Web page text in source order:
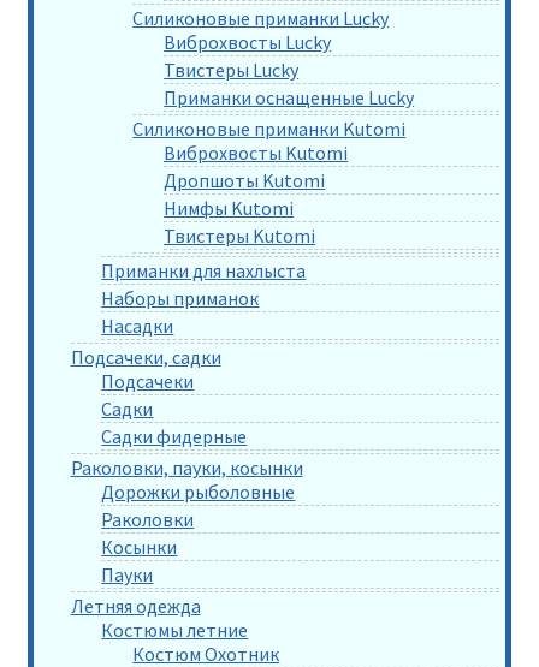
Силиконовые приманки Lucky
Виброхвосты Lucky
Твистеры Lucky
Приманки оснащенные Lucky
Силиконовые приманки Kutomi
Виброхвосты Kutomi
Дропшоты Kutomi
Нимфы Kutomi
Твистеры Kutomi
Приманки для нахлыста
Наборы приманок
Насадки
Подсачеки, садки
Подсачеки
Садки
Садки фидерные
Раколовки, пауки, косынки
Дорожки рыболовные
Раколовки
Косынки
Пауки
Летняя одежда
Костюмы летние
Костюм Охотник